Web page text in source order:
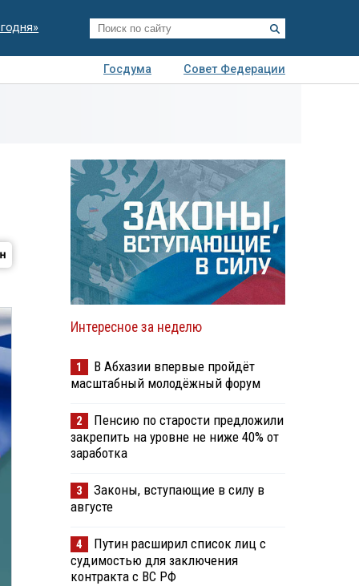
Госдума
Совет Федерации
Интересное за неделю
1
В Абхазии впервые пройдёт
масштабный молодёжный форум
2
Пенсию по старости предложили
закрепить на уровне не ниже 40% от
заработка
3
Законы, вступающие в силу в
августе
4
Путин расширил список лиц с
судимостью для заключения
контракта с ВС РФ